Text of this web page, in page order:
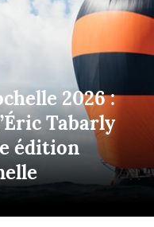
2026 :
Tabarly
édition